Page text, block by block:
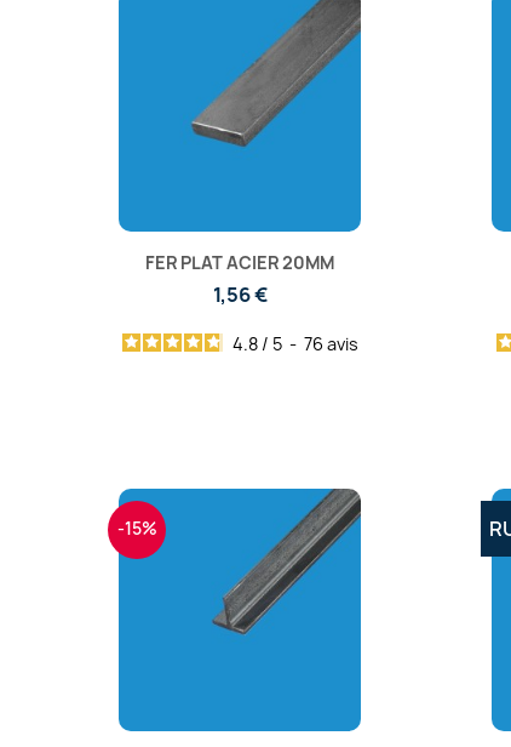
FER PLAT ACIER 20MM
1,56 €
4.8 / 5 - 76 avis
-15%